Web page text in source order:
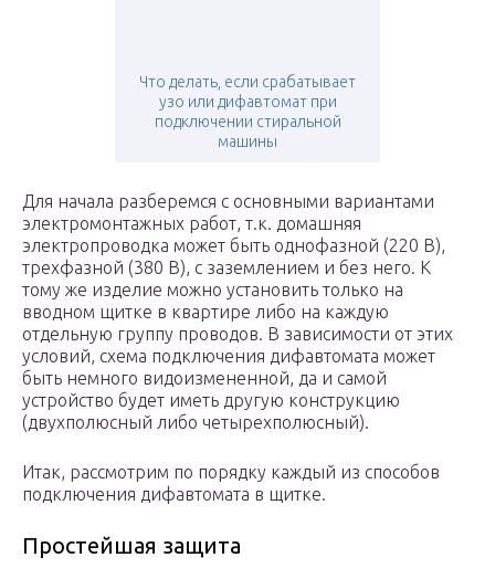
Что делать, если срабатывает
узо или дифавтомат при
подключении стиральной
машины
Для начала разберемся с основными вариантами
электромонтажных работ, т.к. домашняя
электропроводка может быть однофазной (220 В),
трехфазной (380 В), с заземлением и без него. К
тому же изделие можно установить только на
вводном щитке в квартире либо на каждую
отдельную группу проводов. В зависимости от этих
условий, схема подключения дифавтомата может
быть немного видоизмененной, да и самой
устройство будет иметь другую конструкцию
(двухполюсный либо четырехполюсный).
Итак, рассмотрим по порядку каждый из способов
подключения дифавтомата в щитке.
Простейшая защита